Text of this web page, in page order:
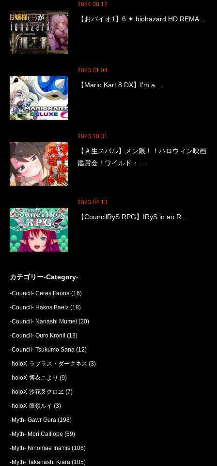
2024.08.12
【おバイオ1】6 ✦ biohazard HD REMA…
2023.01.04
【Mario Kart 8 DX】I'm a …
2023.10.31
【＃生スバル】メン限！！ハロウィン映画
鑑賞会！ワイルド・…
2023.04.13
【CouncilRyS RPG】IRyS in an R…
カテゴリー-Category-
-Council- Ceres Fauna (16)
-Council- Hakos Baelz (18)
-Council- Nanashi Mumei (20)
-Council- Ouro Kronii (13)
-Council- Tsukumo Sana (12)
-holoX-ラプラス・ダークネス (3)
-holoX-博衣こより (9)
-holoX-沙花叉クロヱ (7)
-holoX-鷹嶺ルイ (3)
-Myth- Gawr Gura (198)
-Myth- Mori Calliope (69)
-Myth- Ninomae Ina'nis (106)
-Myth- Takanashi Kiara (105)